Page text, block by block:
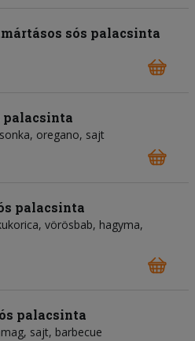
sós palacsinta
palacsinta
oregano, sajt
palacsinta
vörösbab, hagyma,
palacsinta
sajt, barbecue